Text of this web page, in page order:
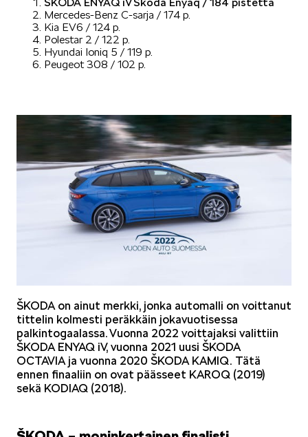
ŠKODA 130 VUOTTA
ŠKODA MEDIASSA
Mercedes-Benz C-sarja / 174 p.
Kia EV6 / 124 p.
Polestar 2 / 122 p.
Hyundai Ioniq 5 / 119 p.
Peugeot 308 / 102 p.
ŠKODA on ainut merkki, jonka automalli on voittanut
tittelin kolmesti peräkkäin jokavuotisessa
palkintogaalassa. Vuonna 2022 voittajaksi valittiin
ŠKODA ENYAQ iV, vuonna 2021 uusi ŠKODA
OCTAVIA ja vuonna 2020 ŠKODA KAMIQ. Tätä
ennen finaaliin on ovat päässeet KAROQ (2019)
sekä KODIAQ (2018).